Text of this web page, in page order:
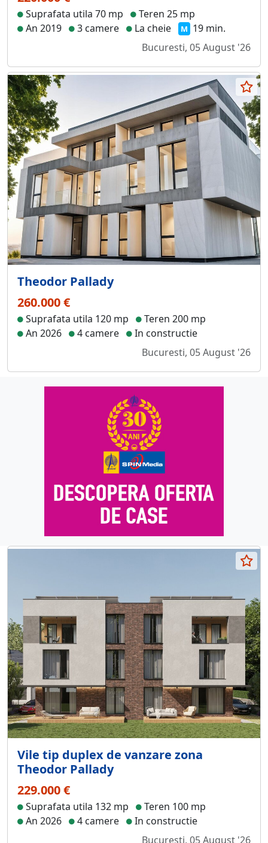
Suprafata utila 70 mp
Teren 25 mp
An 2019
3 camere La cheie M 19 min.
Bucuresti, 05 August '26
Theodor Pallady
260.000 €
Suprafata utila 120 mp
Teren 200 mp
An 2026
4 camere
In constructie
Bucuresti, 05 August '26
Vile tip duplex de vanzare zona
Theodor Pallady
229.000 €
Suprafata utila 132 mp
Teren 100 mp
An 2026
4 camere
In constructie
Bucuresti, 05 August '26